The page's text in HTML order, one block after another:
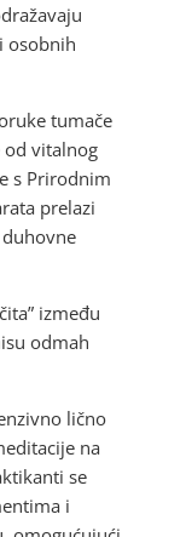
osobnih
tumače
vitalnog
s Prirodnim
prelazi
između
odmah
lično
na
se
i